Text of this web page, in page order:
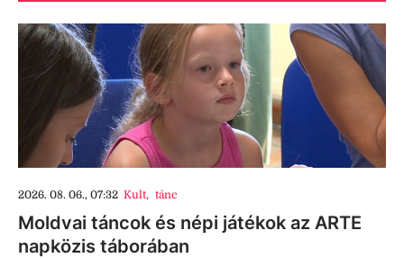
2026. 08. 06., 07:32 Kult, tánc
Moldvai táncok és népi játékok az ARTE
napközis táborában